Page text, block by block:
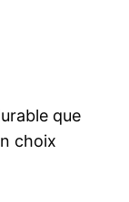
que
choix